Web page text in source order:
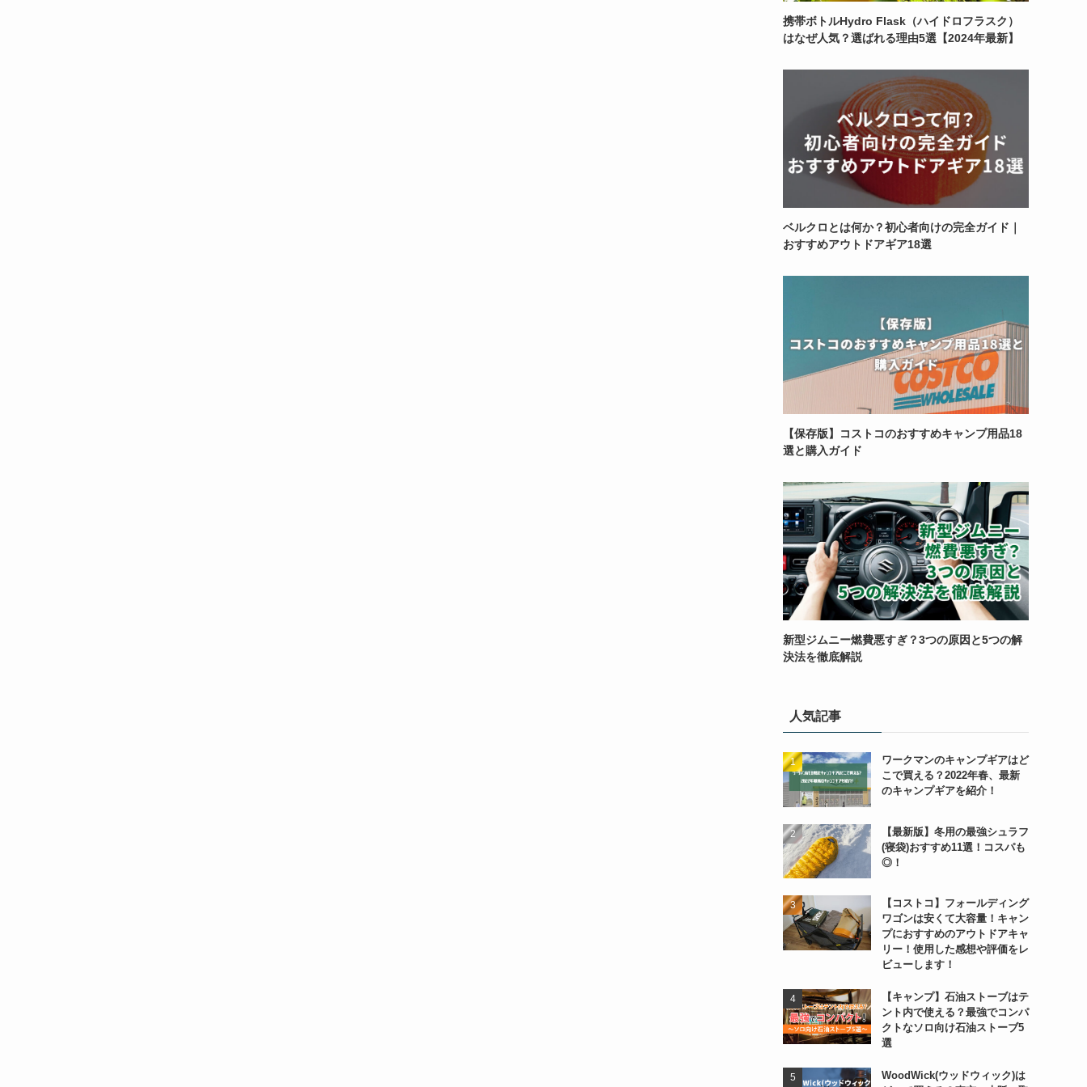
携帯ボトルHydro Flask（ハイドロフラスク）
はなぜ人気？選ばれる理由5選【2024年最新】
ベルクロとは何か？初心者向けの完全ガイド｜
おすすめアウトドアギア18選
【保存版】コストコのおすすめキャンプ用品18
選と購入ガイド
新型ジムニー燃費悪すぎ？3つの原因と5つの解
決法を徹底解説
人気記事
ワークマンのキャンプギアはど
こで買える？2022年春、最新
のキャンプギアを紹介！
【最新版】冬用の最強シュラフ
(寝袋)おすすめ11選！コスパも
◎！
【コストコ】フォールディング
ワゴンは安くて大容量！キャン
プにおすすめのアウトドアキャ
リー！使用した感想や評価をレ
ビューします！
【キャンプ】石油ストーブはテ
ント内で使える？最強でコンパ
クトなソロ向け石油ストーブ5
選
WoodWick(ウッドウィック)は